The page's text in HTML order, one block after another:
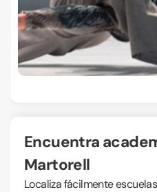
Encuentra academias de danza en
Martorell
Localiza fácilmente